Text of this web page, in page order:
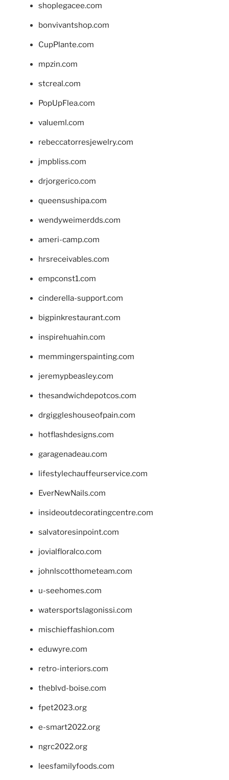
shoplegacee.com
bonvivantshop.com
CupPlante.com
mpzin.com
stcreal.com
PopUpFlea.com
valueml.com
rebeccatorresjewelry.com
jmpbliss.com
drjorgerico.com
queensushipa.com
wendyweimerdds.com
ameri-camp.com
hrsreceivables.com
empconst1.com
cinderella-support.com
bigpinkrestaurant.com
inspirehuahin.com
memmingerspainting.com
jeremypbeasley.com
thesandwichdepotcos.com
drgiggleshouseofpain.com
hotflashdesigns.com
garagenadeau.com
lifestylechauffeurservice.com
EverNewNails.com
insideoutdecoratingcentre.com
salvatoresinpoint.com
jovialfloralco.com
johnlscotthometeam.com
u-seehomes.com
watersportslagonissi.com
mischieffashion.com
eduwyre.com
retro-interiors.com
theblvd-boise.com
fpet2023.org
e-smart2022.org
ngrc2022.org
leesfamilyfoods.com